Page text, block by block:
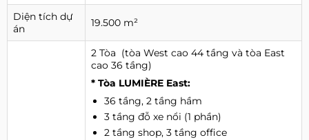
Diện tích dự
án
19.500 m²
2 Tòa (tòa West cao 44 tầng và tòa East
cao 36 tầng)
* Tòa LUMIÈRE East:
36 tầng, 2 tầng hầm
3 tầng đỗ xe nổi (1 phần)
2 tầng shop, 3 tầng office